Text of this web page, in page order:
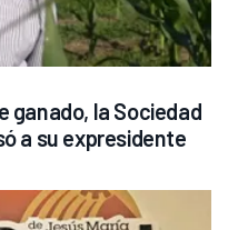
ganado, la Sociedad
a su expresidente